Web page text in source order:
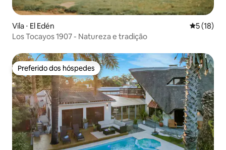
Vila ⋅ El Edén 5 de uma
5 (18)
Los Tocayos 1907 - Natureza e tradição
Preferido dos hóspedes
Preferido dos hóspedes